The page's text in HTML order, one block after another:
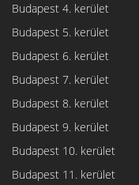
Budapest 4. kerület
Budapest 5. kerület
Budapest 6. kerület
Budapest 7. kerület
Budapest 8. kerület
Budapest 9. kerület
Budapest 10. kerület
Budapest 11. kerület